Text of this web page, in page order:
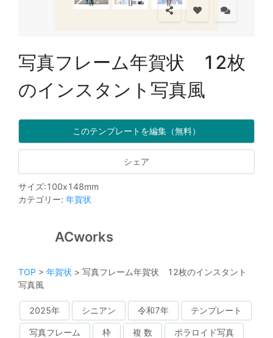
写真フレーム年賀状 12枚
のインスタント写真風
このテンプレートを編集（無料）
シェア
サイズ:100x148mm
カテゴリー: 年賀状
ACworks
TOP > 年賀状 > 写真フレーム年賀状 12枚のインスタント
写真風
2025年 シニアン 令和7年 テンプレート
写真フレーム 枠 複 数 ポラロイド写真